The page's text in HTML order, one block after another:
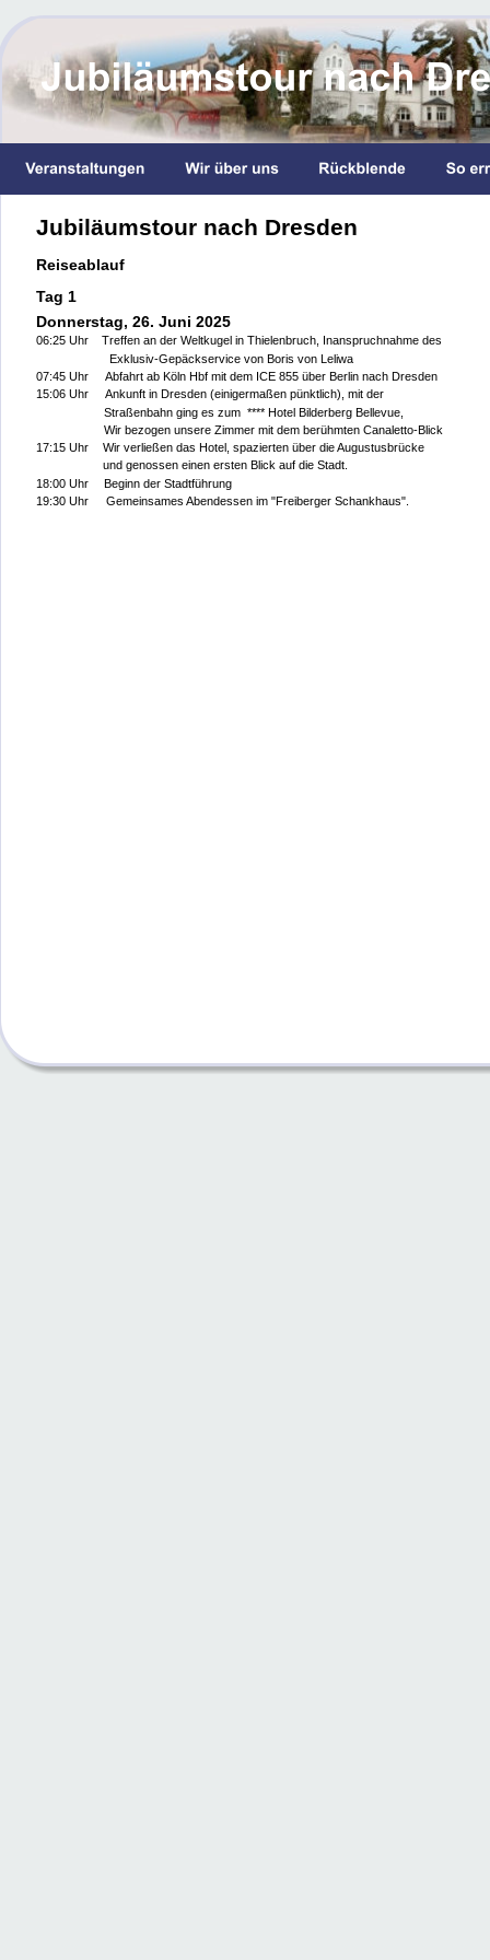
Jubiläumstour nach Dresden
Reiseablauf
Tag 1
Donnerstag, 26. Juni 2025
06:25 Uhr    Treffen an der Weltkugel in Thielenbruch, Inanspruchnahme des
Exklusiv-Gepäckservice von Boris von Leliwa
07:45 Uhr
Abfahrt ab Köln Hbf mit dem ICE 855 über Berlin nach Dresden
15:06 Uhr
Ankunft in Dresden (einigermaßen pünktlich), mit der
Straßenbahn ging es zum  **** Hotel Bilderberg Bellevue,
Wir bezogen unsere Zimmer mit dem berühmten Canaletto-Blick
17:15 Uhr
Wir verließen das Hotel, spazierten über die Augustusbrücke
und genossen einen ersten Blick auf die Stadt.
18:00 Uhr
Beginn der Stadtführung
19:30 Uhr
Gemeinsames Abendessen im "Freiberger Schankhaus".